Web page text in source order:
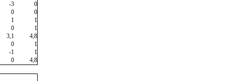
-3
0
0
0
1
1
0
1
3,1
4,8
0
1
-1
1
0
4,8